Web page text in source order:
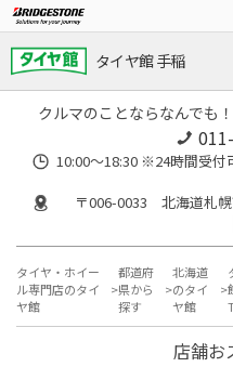
タイヤ館 手稲
クルマのことならなんでも
10:00～18:30 ※24時間受付
〒006-0033 北海道札
タイヤ・ホイー
ル専門店のタイ
ヤ館
都道府
県から
探す
北海道
のタイ
ヤ館
店舗お